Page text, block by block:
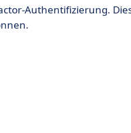
Authentifizierung.